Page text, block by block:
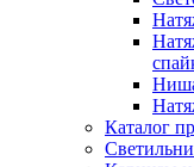
Каталог